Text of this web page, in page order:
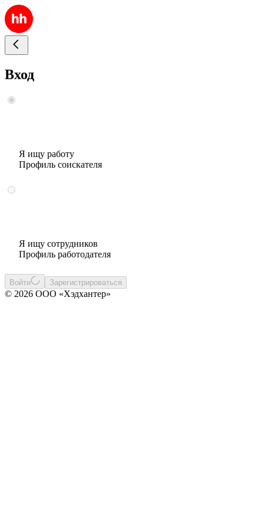
Вход
Я ищу работу
Профиль соискателя
Я ищу сотрудников
Профиль работодателя
Войти Зарегистрироваться
© 2026 ООО «Хэдхантер»